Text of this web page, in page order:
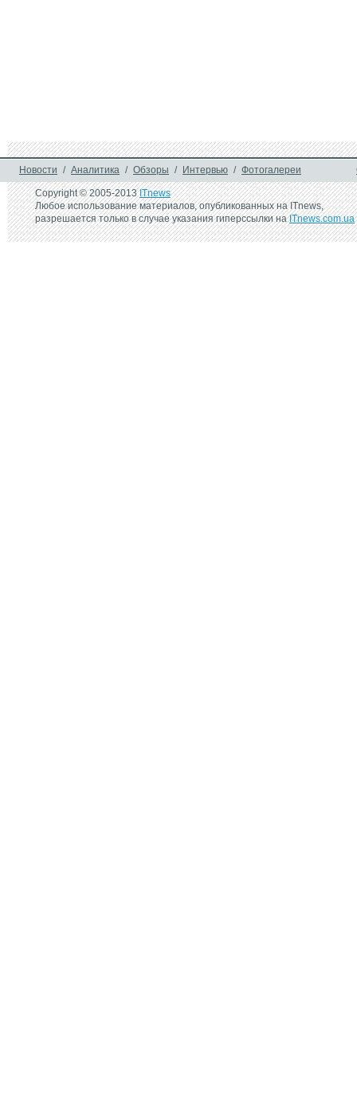
Новости / Аналитика / Обзоры / Интервью / Фотогалереи
Copyright © 2005-2013ITnews
Любое использование материалов, опубликованных на ITnews,
разрешается только в случае указания гиперссылки наITnews.com.ua